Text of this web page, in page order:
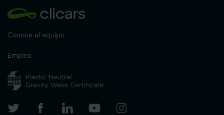
Conoce al equipo
Empleo